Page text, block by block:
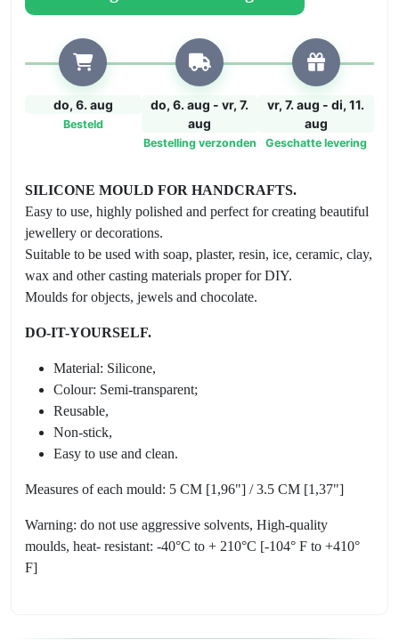
Silicone
do, 6. aug
Besteld
do, 6. aug - vr, 7.
aug
Bestelling verzonden
vr, 7. aug - di, 11.
aug
Geschatte levering
SILICONE MOULD FOR HANDCRAFTS.
Easy to use, highly polished and perfect for creating beautiful
jewellery or decorations.
Suitable to be used with soap, plaster, resin, ice, ceramic, clay,
wax and other casting materials proper for DIY.
Moulds for objects, jewels and chocolate.
DO-IT-YOURSELF.
Material: Silicone,
Colour: Semi-transparent;
Reusable,
Non-stick,
Easy to use and clean.
Measures of each mould: 5 CM [1,96"] / 3.5 CM [1,37"]
Warning: do not use aggressive solvents, High-quality
moulds, heat- resistant: -40°C to + 210°C [-104° F to +410°
F]